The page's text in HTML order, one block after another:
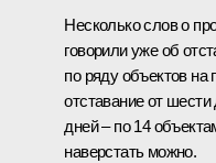
Несколько слов о
говорили уже об
по ряду объектов на
отставание от
дней – по 14
наверстать можно.